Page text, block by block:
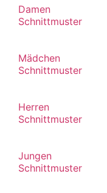
Damen
Schnittmuster
Mädchen
Schnittmuster
Herren
Schnittmuster
Jungen
Schnittmuster